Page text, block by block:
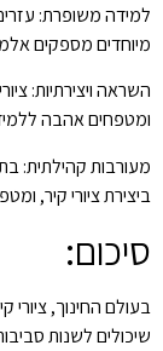
למידה משופרת: עזרים
מיוחדים מספקים
השראה ויצירתיות:
ומטפחים אהבה
מעורבות קהילתית:
ביצירת ציורי קיר,
סיכום:
בעולם החינוך, ציורי
שיכולים לשנות